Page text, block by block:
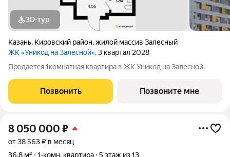
3D-тур
Казань, Кировский район,жилой массив Залесный
ЖК «Уникод на Залесной», 3 квартал 2028
Продается 1комнатная квартира в ЖК Уникод на Залесной.
Позвонить Позвоните мне
8 050 000 ₽
от 38 563 ₽ в месяц
36,8 м²
1-комн. квартира 5 этаж из 13